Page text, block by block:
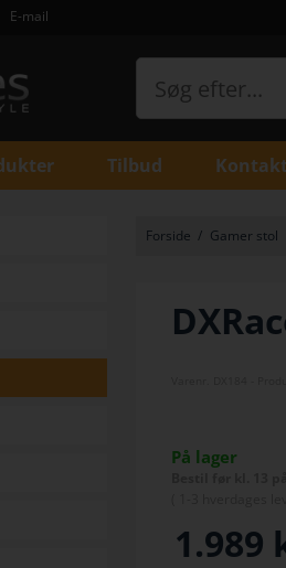
E-mail
Tilbud Kontakt
Forside / Gamer stol
På lager
1.989